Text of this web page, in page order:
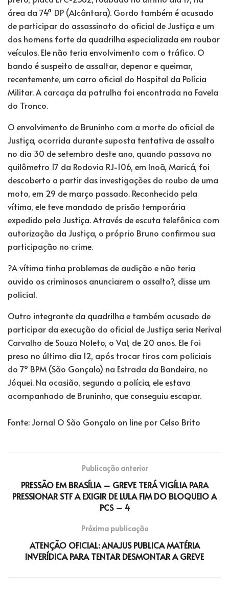
área da 74ª DP (Alcântara). Gordo também é acusado
de participar do assassinato do oficial de Justiça e um
dos homens forte da quadrilha especializada em roubar
veículos. Ele não teria envolvimento com o tráfico. O
bando é suspeito de assaltar, depenar e queimar,
recentemente, um carro oficial do Hospital da Polícia
Militar. A carcaça da patrulha foi encontrada na Favela
do Tronco.
O envolvimento de Bruninho com a morte do oficial de
Justiça, ocorrida durante suposta tentativa de assalto
no dia 30 de setembro deste ano, quando passava no
quilômetro 17 da Rodovia RJ-106, em Inoã, Maricá, foi
descoberto a partir das investigações do roubo de uma
moto, em 29 de março passado. Reconhecido pela
vítima, ele teve mandado de prisão temporária
expedido pela Justiça. Através de escuta telefônica com
autorização da Justiça, o próprio Bruno confirmou sua
participação no crime.
?A vítima tinha problemas de audição e não teria
ouvido os criminosos anunciarem o assalto?, disse um
policial.
Outro integrante da quadrilha e também acusado de
participar da execução do oficial de Justiça seria Nerival
Carvalho de Souza Noleto, o Val, de 20 anos. Ele foi
preso no último dia 12, após trocar tiros com policiais
do 7º BPM (São Gonçalo) na Estrada da Bandeira, no
Jóquei. Na ocasião, segundo a polícia, ele estava
acompanhado de Bruninho, que conseguiu escapar.
Fonte: Jornal O São Gonçalo on line por Celso Brito
Publicação anterior
PRESSÃO EM BRASÍLIA – GREVE TERÁ VIGÍLIA PARA
PRESSIONAR STF A EXIGIR DE LULA FIM DO BLOQUEIO A
PCS – 4
Próxima publicação
ATENÇÃO OFICIAL: ANAJUS PUBLICA MATÉRIA
INVERÍDICA PARA TENTAR DESMONTAR A GREVE